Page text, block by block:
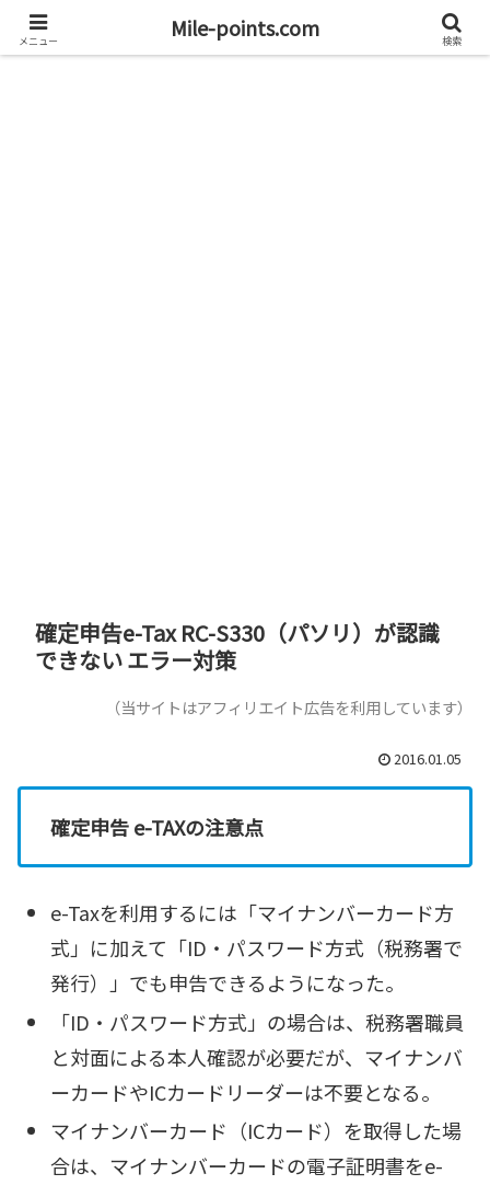
資産1億円を目指すブログと旅
確定申告e-Tax RC-S330（パソリ）が認識
できない エラー対策
（当サイトはアフィリエイト広告を利用しています）
2016.01.05
確定申告 e-TAXの注意点
e-Taxを利用するには「マイナンバーカード方
式」に加えて「ID・パスワード方式（税務署で
発行）」でも申告できるようになった。
「ID・パスワード方式」の場合は、税務署職員
と対面による本人確認が必要だが、マイナンバ
ーカードやICカードリーダーは不要となる。
マイナンバーカード（ICカード）を取得した場
合は、マイナンバーカードの電子証明書をe-
メニュー Mile-points.com 検索